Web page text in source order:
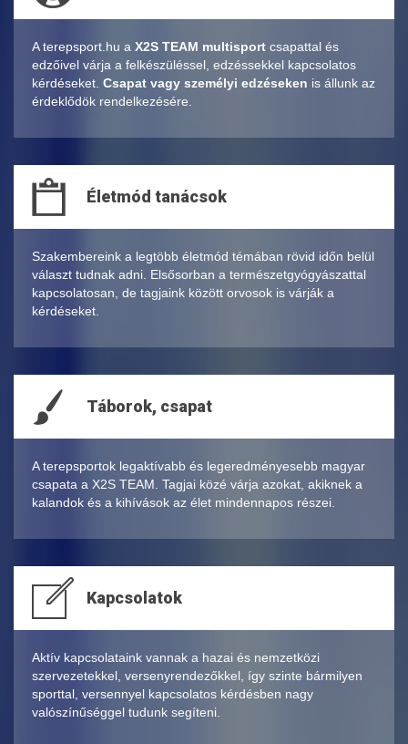
A terepsport.hu a X2S TEAM multisport csapattal és
edzőivel várja a felkészüléssel, edzéssekkel kapcsolatos
kérdéseket. Csapat vagy személyi edzéseken is állunk az
érdeklődök rendelkezésére.
Életmód tanácsok
Szakembereink a legtöbb életmód témában rövid időn belül
választ tudnak adni. Elsősorban a természetgyógyászattal
kapcsolatosan, de tagjaink között orvosok is várják a
kérdéseket.
Táborok, csapat
A terepsportok legaktívabb és legeredményesebb magyar
csapata a X2S TEAM. Tagjai közé várja azokat, akiknek a
kalandok és a kihívások az élet mindennapos részei.
Kapcsolatok
Aktív kapcsolataink vannak a hazai és nemzetközi
szervezetekkel, versenyrendezőkkel, így szinte bármilyen
sporttal, versennyel kapcsolatos kérdésben nagy
valószínűséggel tudunk segíteni.